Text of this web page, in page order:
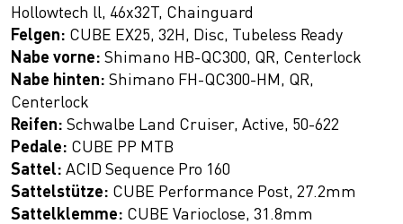
Hollowtech ll, 46x32T, Chainguard
Felgen: CUBE EX25, 32H, Disc, Tubeless Ready
Nabe vorne: Shimano HB-QC300, QR, Centerlock
Nabe hinten: Shimano FH-QC300-HM, QR,
Centerlock
Reifen: Schwalbe Land Cruiser, Active, 50-622
Pedale: CUBE PP MTB
Sattel: ACID Sequence Pro 160
Sattelstütze: CUBE Performance Post, 27.2mm
Sattelklemme: CUBE Varioclose, 31.8mm